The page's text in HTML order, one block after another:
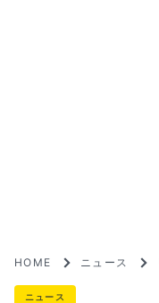
HOME ニュース
ニュース